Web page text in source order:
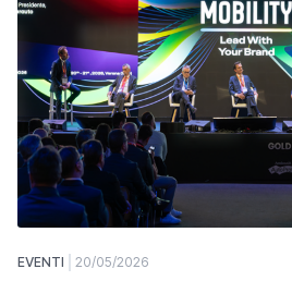
EVENTI 20/05/2026